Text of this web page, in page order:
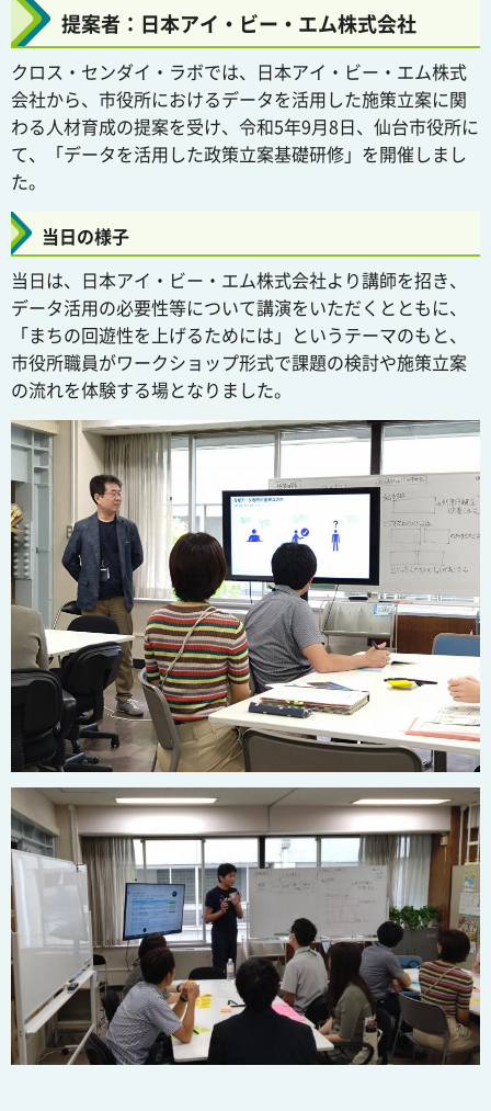
提案者：日本アイ・ビー・エム株式会社
クロス・センダイ・ラボでは、日本アイ・ビー・エム株式
会社から、市役所におけるデータを活用した施策立案に関
わる人材育成の提案を受け、令和5年9月8日、仙台市役所に
て、「データを活用した政策立案基礎研修」を開催しまし
た。
当日の様子
当日は、日本アイ・ビー・エム株式会社より講師を招き、
データ活用の必要性等について講演をいただくとともに、
「まちの回遊性を上げるためには」というテーマのもと、
市役所職員がワークショップ形式で課題の検討や施策立案
の流れを体験する場となりました。